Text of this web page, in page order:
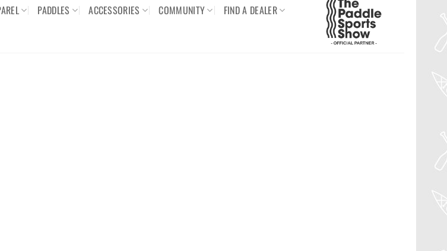
PADDLES ACCESSORIES COMMUNITY
FIND A DEALER